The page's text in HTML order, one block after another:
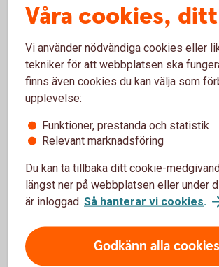
Därför ska du samla ihop dina
betallösningar
Du gör det enklare både för dig och dina
samlar allt som har med betalningar att
Här listar vi fördelarna.
Så blir betallösningarna smidiga
Intresserad av räntan?
Swedbank gör regelbundet analyser av
Våra cookies,
Vi använder nödvändiga cookies eller
tekniker för att webbplatsen ska
finns även cookies du kan välja som
upplevelse:
Funktioner, prestanda och statistik
Relevant marknadsföring
Du kan ta tillbaka ditt cookie-
längst ner på webbplatsen eller under
är inloggad. Så hanterar vi cookies.
Godkänn alla cookies